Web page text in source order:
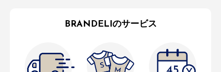
BRANDELIのサービス